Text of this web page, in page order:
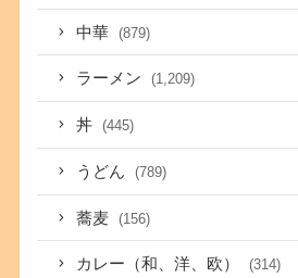
中華 (879)
ラーメン (1,209)
丼 (445)
うどん (789)
蕎麦 (156)
カレー（和、洋、欧） (314)